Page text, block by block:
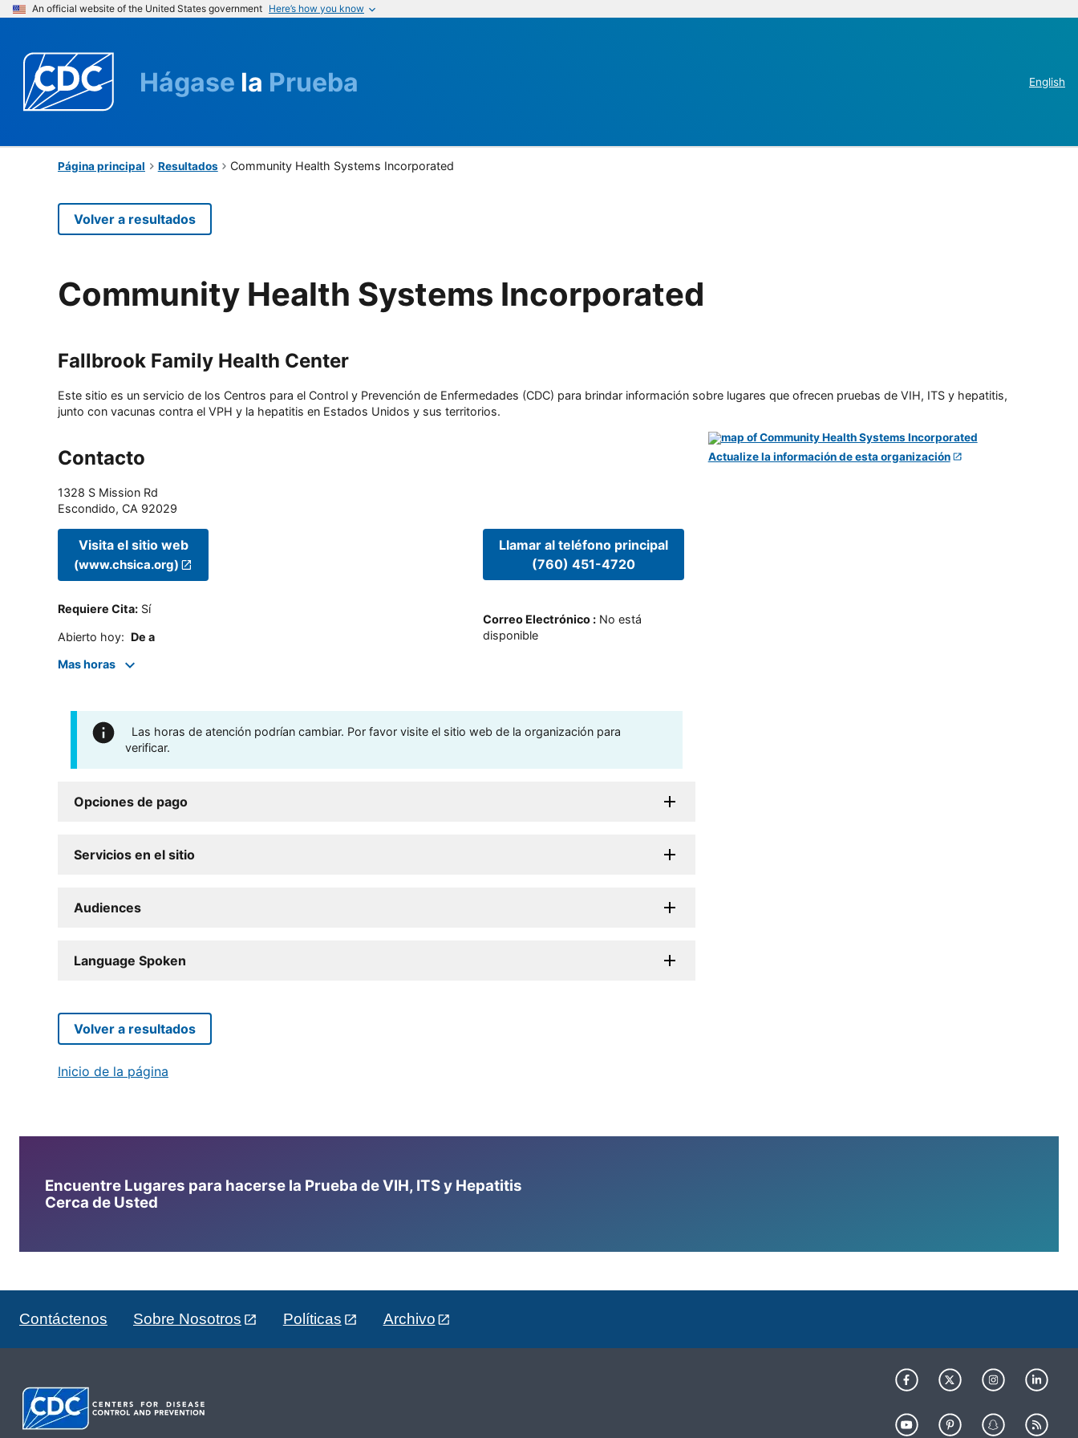
An official website of the United States government Here’s how you know
Hágase la Prueba English
Página principal Resultados Community Health Systems Incorporated
Volver a resultados
Community Health Systems Incorporated
Fallbrook Family Health Center
Este sitio es un servicio de los Centros para el Control y Prevención de Enfermedades (CDC) para brindar información sobre lugares que ofrecen pruebas de VIH, ITS y hepatitis,
junto con vacunas contra el VPH y la hepatitis en Estados Unidos y sus territorios.
Contacto
1328 S Mission Rd
Escondido, CA 92029
Visita el sitio web
(www.chsica.org)
Requiere Cita: Sí
Abierto hoy: De a
Mas horas
Llamar al teléfono principal
(760) 451-4720
Correo Electrónico: No está
disponible
Las horas de atención podrían cambiar. Por favor visite el sitio web de la organización para
verificar.
Opciones de pago
Servicios en el sitio
Audiences
Language Spoken
Actualize la información de esta organización
Volver a resultados
Inicio de la página
Encuentre Lugares para hacerse la Prueba de VIH, ITS y Hepatitis
Cerca de Usted
Contáctenos Sobre Nosotros Políticas Archivo